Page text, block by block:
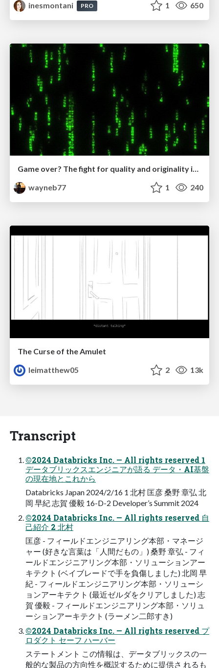
inesmontani
PRO 1 650
Game over? The fight for quality and originality in the time of robots
wayneb77
1 240
The Curse of the Amulet
leimatthew05
2 13k
Transcript
©2024 Databricks Inc. — All rights reserved 1
データブリックスエンジニアが語る データ・AI基盤
の現在地とこれから
Databricks Japan 2024/2/16 1 北村 匡彦 桑野 章弘 北
岡 早紀 志賀 優毅 16-D-2 Developer’s Summit 2024
©2024 Databricks Inc. — All rights reserved 自
己紹介 2 北村
匡彦 - フィールドエンジニアリング本部・マネージ
ャー (好きな言葉は「人間だもの」) 桑野 章弘 - フィ
ールドエンジニアリング本部・ソリューションアー
キテクト (ベイブレードで手を負傷しました) 北岡 早
紀 - フィールドエンジニアリング本部・ソリューシ
ョンアーキテクト (最近ゼルダをクリアしました) 志
賀 優毅 - フィールドエンジニアリング本部・ソリュ
ーションアーキテクト (ラーメン二郎すき)
©2024 Databricks Inc. — All rights reserved プ
ロダクト セーフ ハーバー
ステートメント この情報は、データブリックスの一
般的な製品の方向性を概説するために提供さ れるも